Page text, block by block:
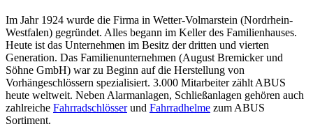
Im Jahr 1924 wurde die Firma in Wetter-Volmarstein (Nordrhein-
Westfalen) gegründet. Alles begann im Keller des Familienhauses.
Heute ist das Unternehmen im Besitz der dritten und vierten
Generation. Das Familienunternehmen (August Bremicker und
Söhne GmbH) war zu Beginn auf die Herstellung von
Vorhängeschlössern spezialisiert. 3.000 Mitarbeiter zählt ABUS
heute weltweit. Neben Alarmanlagen, Schließanlagen gehören auch
zahlreiche Fahrradschlösserund Fahrradhelme zum ABUS
Sortiment.